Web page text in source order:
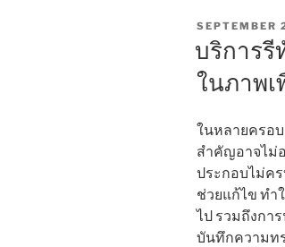
POSTED
ON
SEPTEMBER
บริการ
ในภาพ
ในหลายครอ
สำคัญอาจไม่
ประกอบไม่ค
ช่วยแก้ไข ทำ
ไป รวมถึงกา
บันทึกความท